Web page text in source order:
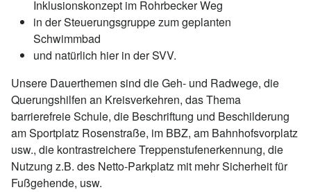
Inklusionskonzept im Rohrbecker Weg
in der Steuerungsgruppe zum geplanten
Schwimmbad
und natürlich hier in der SVV.
Unsere Dauerthemen sind die Geh- und Radwege, die
Querungshilfen an Kreisverkehren, das Thema
barrierefreie Schule, die Beschriftung und Beschilderung
am Sportplatz Rosenstraße, im BBZ, am Bahnhofsvorplatz
usw., die kontrastreichere Treppenstufenerkennung, die
Nutzung z.B. des Netto-Parkplatz mit mehr Sicherheit für
Fußgehende, usw.